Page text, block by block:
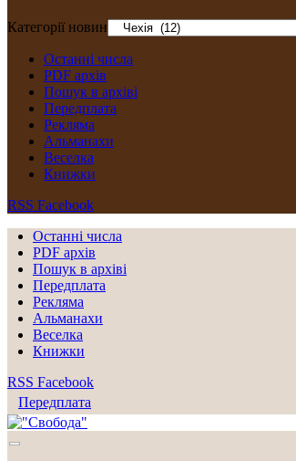
Категорії новин
Останні числа
PDF архів
Пошук в архіві
Передплата
Рекляма
Альманахи
Веселка
Книжки
RSS Facebook
Останні числа
PDF архів
Пошук в архіві
Передплата
Рекляма
Альманахи
Веселка
Книжки
RSS Facebook
Передплата